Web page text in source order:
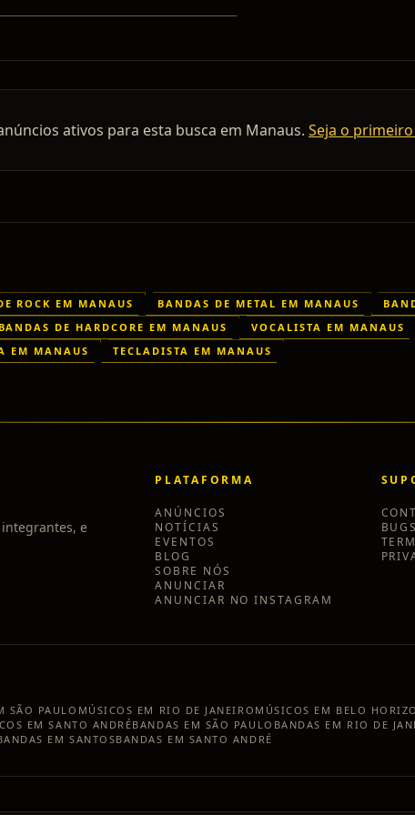
ativos para esta busca em Manaus. Seja o
ROCK EM MANAUS BANDAS DE METAL EM MANAUS
BANDAS DE HARDCORE EM MANAUS VOCALISTA EM MANAUS
EM MANAUS TECLADISTA EM MANAUS
e
PLATAFORMA
ANÚNCIOS
NOTÍCIAS
EVENTOS
BLOG
SOBRE NÓS
ANUNCIAR
ANUNCIAR NO INSTAGRAM
BUGS
SÃO PAULO MÚSICOS EM RIO DE JANEIRO MÚSICOS EM BELO
EMSANTO ANDRÉBANDAS EM SÃO PAULO BANDAS EM RIO DE
EMSANTOSBANDAS EM SANTO ANDRÉ